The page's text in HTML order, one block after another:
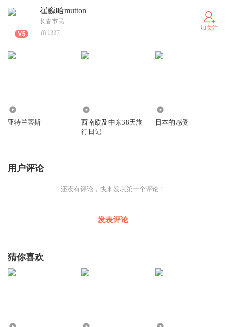
崔巍哈mutton
长春市民
1337
加关注
亚特兰蒂斯
西南欧及中东38天旅
行日记
日本的感受
用户评论
还没有评论，快来发表第一个评论！
发表评论
猜你喜欢